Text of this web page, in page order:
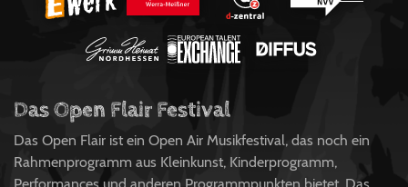
Das Open Flair Festival
Das Open Flair ist ein Open Air Musikfestival, das noch ein
Rahmenprogramm aus Kleinkunst, Kinderprogramm,
Performances und anderen Programmpunkten bietet. Das